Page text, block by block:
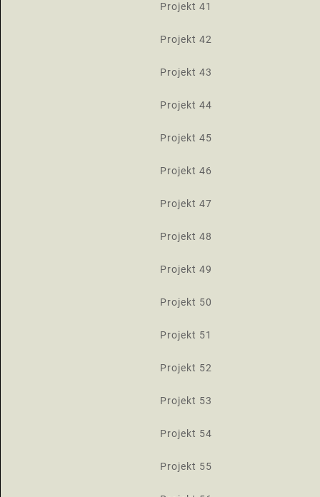
Projekt 41
Projekt 42
Projekt 43
Projekt 44
Projekt 45
Projekt 46
Projekt 47
Projekt 48
Projekt 49
Projekt 50
Projekt 51
Projekt 52
Projekt 53
Projekt 54
Projekt 55